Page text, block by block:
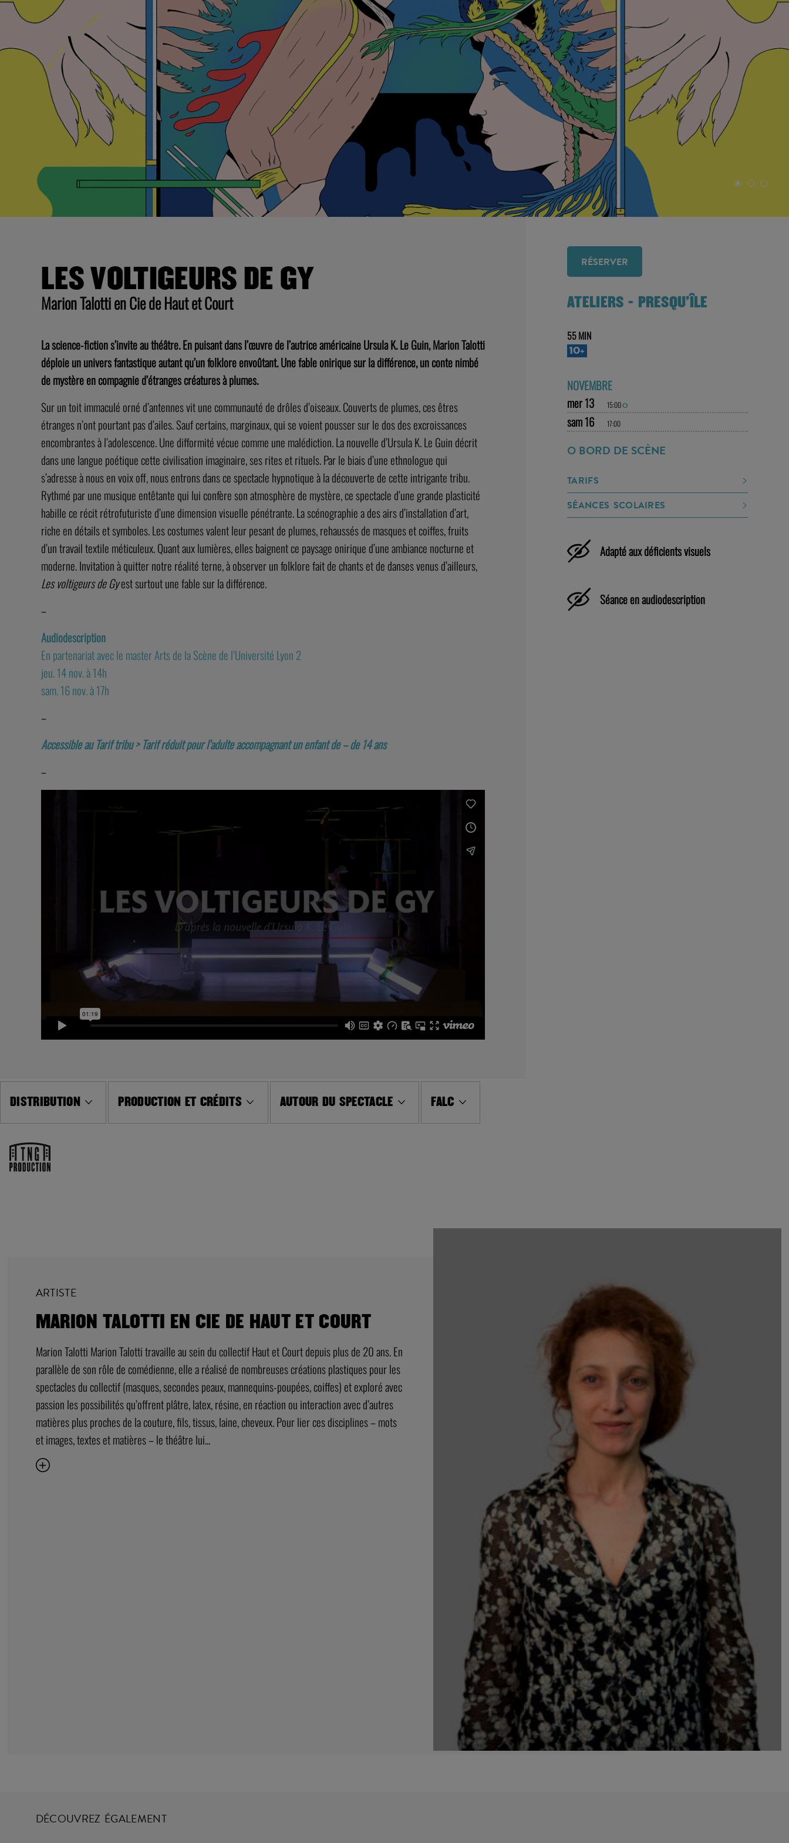
LES VOLTIGEURS DE GY
Marion Talotti en Cie de Haut et Court
La science-fiction s’invite au théâtre. En puisant dans l’œuvre de l’autrice américaine Ursula K. Le Guin, Marion Talotti
déploie un univers fantastique autant qu’un folklore envoûtant. Une fable onirique sur la différence, un conte nimbé
de mystère en compagnie d’étranges créatures à plumes.
Sur un toit immaculé orné d’antennes vit une communauté de drôles d’oiseaux. Couverts de plumes, ces êtres
étranges n’ont pourtant pas d’ailes. Sauf certains, marginaux, qui se voient pousser sur le dos des excroissances
encombrantes à l’adolescence. Une difformité vécue comme une malédiction. La nouvelle d’Ursula K. Le Guin décrit
dans une langue poétique cette civilisation imaginaire, ses rites et rituels. Par le biais d’une ethnologue qui
s’adresse à nous en voix off, nous entrons dans ce spectacle hypnotique à la découverte de cette intrigante tribu.
Rythmé par une musique entêtante qui lui confère son atmosphère de mystère, ce spectacle d’une grande plasticité
habille ce récit rétrofuturiste d’une dimension visuelle pénétrante. La scénographie a des airs d’installation d’art,
riche en détails et symboles. Les costumes valent leur pesant de plumes, rehaussés de masques et coiffes, fruits
d’un travail textile méticuleux. Quant aux lumières, elles baignent ce paysage onirique d’une ambiance nocturne et
moderne. Invitation à quitter notre réalité terne, à observer un folklore fait de chants et de danses venus d’ailleurs,
Les voltigeurs de Gyest surtout une fable sur la différence.
–
Audiodescription
En partenariat avec le master Arts de la Scène de l’Université Lyon 2
jeu. 14 nov. à 14h
sam. 16 nov. à 17h
–
Accessible au Tarif tribu > Tarif réduit pour l’adulte accompagnant un enfant de – de 14 ans
–
DISTRIBUTION PRODUCTION ET CRÉDITS AUTOUR DU SPECTACLE FALC
RÉSERVER
ATELIERS - PRESQU'ÎLE
55 MIN
10+
NOVEMBRE
mer 13
15:00O
sam 16 17:00
O BORD DE SCÈNE
TARIFS
SÉANCES SCOLAIRES
Adapté aux déficients visuels
Séance en audiodescription
ARTISTE
MARION TALOTTI EN CIE DE HAUT ET COURT
Marion Talotti Marion Talotti travaille au sein du collectif Haut et Court depuis plus de 20 ans. En
parallèle de son rôle de comédienne, elle a réalisé de nombreuses créations plastiques pour les
spectacles du collectif (masques, secondes peaux, mannequins-poupées, coiffes) et exploré avec
passion les possibilités qu’offrent plâtre, latex, résine, en réaction ou interaction avec d’autres
matières plus proches de la couture, fils, tissus, laine, cheveux. Pour lier ces disciplines – mots
et images, textes et matières – le théâtre lui...
DÉCOUVREZ ÉGALEMENT